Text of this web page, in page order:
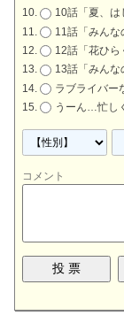
10話「夏、は
11話「みんな
12話「花ひら
13話「みんな
ラブライバー
うーん…忙し
コメント